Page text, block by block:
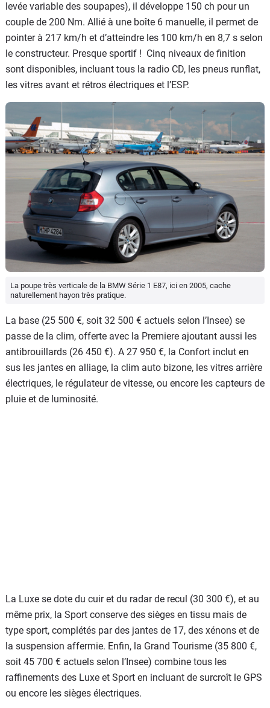
levée variable des soupapes), il développe 150 ch pour un
couple de 200 Nm. Allié à une boîte 6 manuelle, il permet de
pointer à 217 km/h et d’atteindre les 100 km/h en 8,7 s selon
le constructeur. Presque sportif ! Cinq niveaux de finition
sont disponibles, incluant tous la radio CD, les pneus runflat,
les vitres avant et rétros électriques et l’ESP.
La poupe très verticale de la BMW Série 1 E87, ici en 2005, cache
naturellement hayon très pratique.
La base (25 500 €, soit 32 500 € actuels selon l’Insee) se
passe de la clim, offerte avec la Premiere ajoutant aussi les
antibrouillards (26 450 €). A 27 950 €, la Confort inclut en
sus les jantes en alliage, la clim auto bizone, les vitres arrière
électriques, le régulateur de vitesse, ou encore les capteurs de
pluie et de luminosité.
La Luxe se dote du cuir et du radar de recul (30 300 €), et au
même prix, la Sport conserve des sièges en tissu mais de
type sport, complétés par des jantes de 17, des xénons et de
la suspension affermie. Enfin, la Grand Tourisme (35 800 €,
soit 45 700 € actuels selon l’Insee) combine tous les
raffinements des Luxe et Sport en incluant de surcroît le GPS
ou encore les sièges électriques.